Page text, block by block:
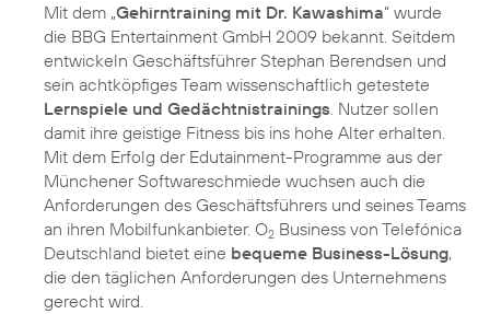
Mit dem „Gehirntraining mit Dr. Kawashima“ wurde
die BBG Entertainment GmbH 2009 bekannt. Seitdem
entwickeln Geschäftsführer Stephan Berendsen und
sein achtköpfiges Team wissenschaftlich getestete
Lernspiele und Gedächtnistrainings. Nutzer sollen
damit ihre geistige Fitness bis ins hohe Alter erhalten.
Mit dem Erfolg der Edutainment-Programme aus der
Münchener Softwareschmiede wuchsen auch die
Anforderungen des Geschäftsführers und seines Teams
an ihren Mobilfunkanbieter. O2 Business von Telefónica
Deutschland bietet eine bequeme Business-Lösung,
die den täglichen Anforderungen des Unternehmens
gerecht wird.